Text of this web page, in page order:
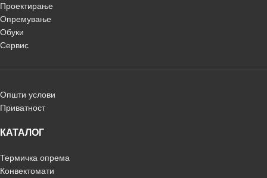
Проектирање
Опремување
Обуки
Сервис
Општи услови
Приватност
КАТАЛОГ
Термичка опрема
Конвектомати